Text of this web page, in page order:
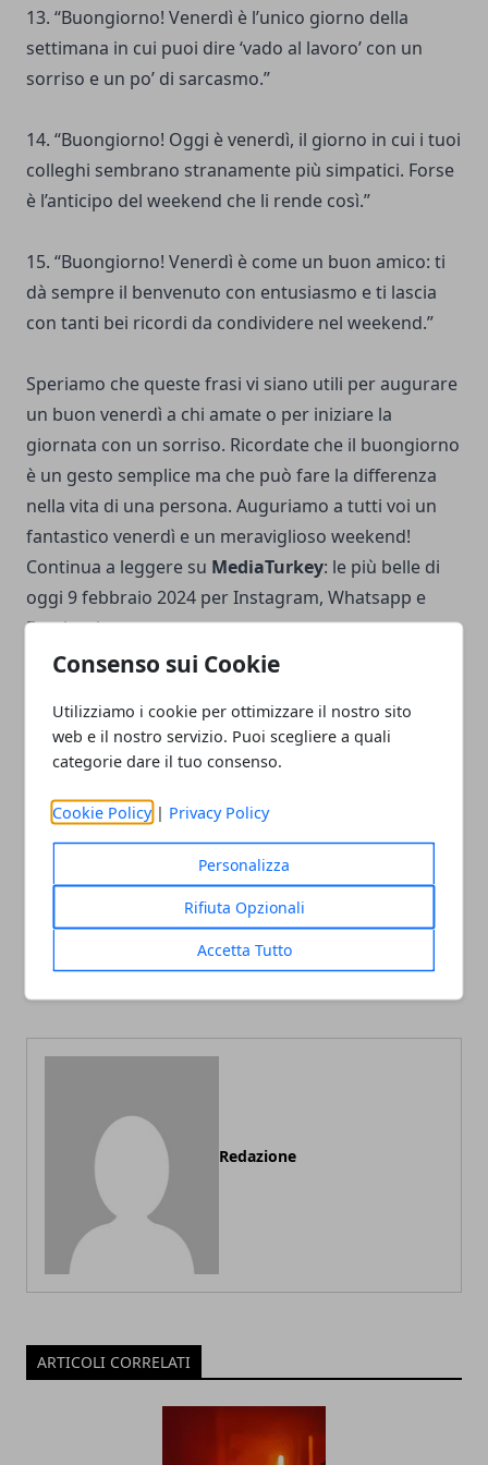
Consenso sui Cookie
Utilizziamo i cookie per ottimizzare il nostro sito
web e il nostro servizio. Puoi scegliere a quali
categorie dare il tuo consenso.
Cookie Policy | Privacy Policy
Personalizza
Rifiuta Opzionali
Accetta Tutto
13. “Buongiorno! Venerdì è l’unico giorno della
settimana in cui puoi dire ‘vado al lavoro’ con un
sorriso e un po’ di sarcasmo.”
14. “Buongiorno! Oggi è venerdì, il giorno in cui i tuoi
colleghi sembrano stranamente più simpatici. Forse
è l’anticipo del weekend che li rende così.”
15. “Buongiorno! Venerdì è come un buon amico: ti
dà sempre il benvenuto con entusiasmo e ti lascia
con tanti bei ricordi da condividere nel weekend.”
Speriamo che queste frasi vi siano utili per augurare
un buon venerdì a chi amate o per iniziare la
giornata con un sorriso. Ricordate che il buongiorno
è un gesto semplice ma che può fare la differenza
nella vita di una persona. Auguriamo a tutti voi un
fantastico venerdì e un meraviglioso weekend!
Continua a leggere su MediaTurkey: le più belle di
oggi 9 febbraio 2024 per Instagram, Whatsapp e
Facebook
Facebook
TwitterWhatsapp
Articolo Precedente
Oroscopo Branko domani
Articolo Successivo
Buon venerdì | 9 febbraio
Redazione
ARTICOLI CORRELATI